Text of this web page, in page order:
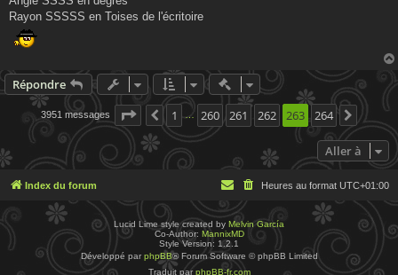
Rayon SSSSS en Toises de l'écritoire
Répondre Actions rapides de
3951 messages Page 263 sur264
Précédente
1 … 260 261 262 263 264
Aller à
Index du forum Heures au format UTC+01:00
Lucid Lime style created by Melvin García
Co-Author: MannixMD
Style Version: 1.2.1
Développé par phpBB® Forum Software © phpBB Limited
Traduit par phpBB-fr.com